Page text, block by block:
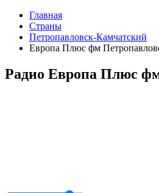
Главная
Страны
Петропавловск-Камчатский
Европа Плюс фм
Радио Европа Плюс